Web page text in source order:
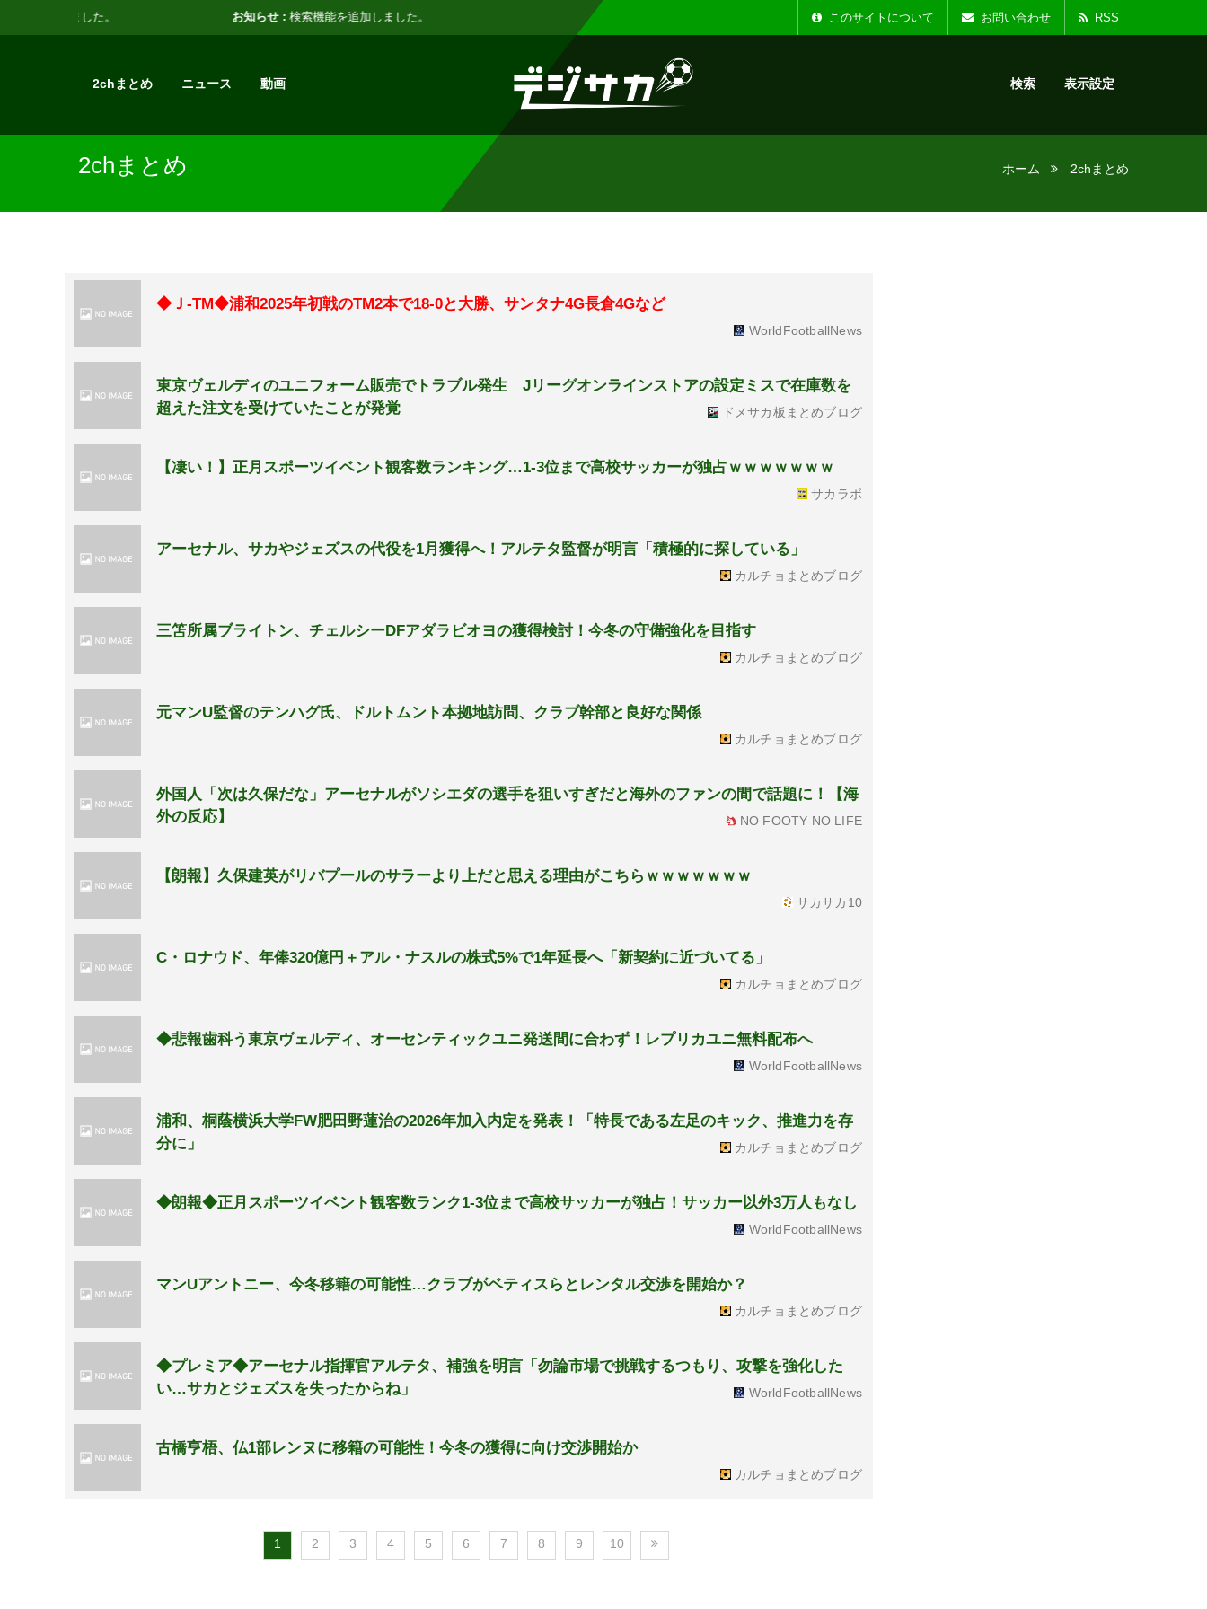
お知らせ : 検索機能を追加しました。 表示設定機能を追加しました。 お知らせ :
このサイトについて お問い合わせ RSS
2chまとめ ニュース 動画 検索 表示設定
2chまとめ ホーム 2chまとめ
◆Ｊ-TM◆浦和2025年初戦のTM2本で18-0と大勝、サンタナ4G長倉4Gなど
WorldFootballNews
東京ヴェルディのユニフォーム販売でトラブル発生 Jリーグオンラインストアの設定ミスで在庫数を
超えた注文を受けていたことが発覚
ドメサカ板まとめブログ
【凄い！】正月スポーツイベント観客数ランキング…1-3位まで高校サッカーが独占ｗｗｗｗｗｗｗ
サカラボ
アーセナル、サカやジェズスの代役を1月獲得へ！アルテタ監督が明言「積極的に探している」
カルチョまとめブログ
三笘所属ブライトン、チェルシーDFアダラビオヨの獲得検討！今冬の守備強化を目指す
カルチョまとめブログ
元マンU監督のテンハグ氏、ドルトムント本拠地訪問、クラブ幹部と良好な関係
カルチョまとめブログ
外国人「次は久保だな」アーセナルがソシエダの選手を狙いすぎだと海外のファンの間で話題に！【海
外の反応】
NO FOOTY NO LIFE
【朗報】久保建英がリバプールのサラーより上だと思える理由がこちらｗｗｗｗｗｗｗ
サカサカ10
C・ロナウド、年俸320億円＋アル・ナスルの株式5%で1年延長へ「新契約に近づいてる」
カルチョまとめブログ
◆悲報歯科う東京ヴェルディ、オーセンティックユニ発送間に合わず！レプリカユニ無料配布へ
WorldFootballNews
浦和、桐蔭横浜大学FW肥田野蓮治の2026年加入内定を発表！「特長である左足のキック、推進力を存
分に」
カルチョまとめブログ
◆朗報◆正月スポーツイベント観客数ランク1-3位まで高校サッカーが独占！サッカー以外3万人もなし
WorldFootballNews
マンUアントニー、今冬移籍の可能性…クラブがベティスらとレンタル交渉を開始か？
カルチョまとめブログ
◆プレミア◆アーセナル指揮官アルテタ、補強を明言「勿論市場で挑戦するつもり、攻撃を強化した
い…サカとジェズスを失ったからね」
WorldFootballNews
古橋亨梧、仏1部レンヌに移籍の可能性！今冬の獲得に向け交渉開始か
カルチョまとめブログ
1 2 3 4 5 6 7 8 9 10